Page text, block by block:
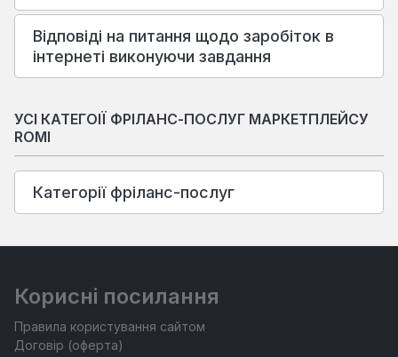
Відповіді на питання щодо заробіток в
інтернеті виконуючи завдання
УСІ КАТЕГОІЇ ФРІЛАНС-ПОСЛУГ МАРКЕТПЛЕЙСУ
ROMI
Категорії фріланс-послуг
Корисні посилання
Правила користування сайтом
Договір (оферта)